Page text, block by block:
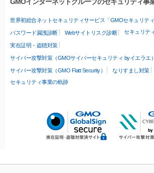
GMOインターネットグループのセキュリティ事
世界初総合ネットセキュリティサービス「GMOセキュリティ
パスワード漏洩診断 Webサイトリスク診断 セキュリテ
実在証明・盗聴対策
サイバー攻撃対策（GMOサイバーセキュリティ byイエラエ）
サイバー攻撃対策（GMO Flatt Security）
なりすまし対策
セキュリティ事業の軌跡